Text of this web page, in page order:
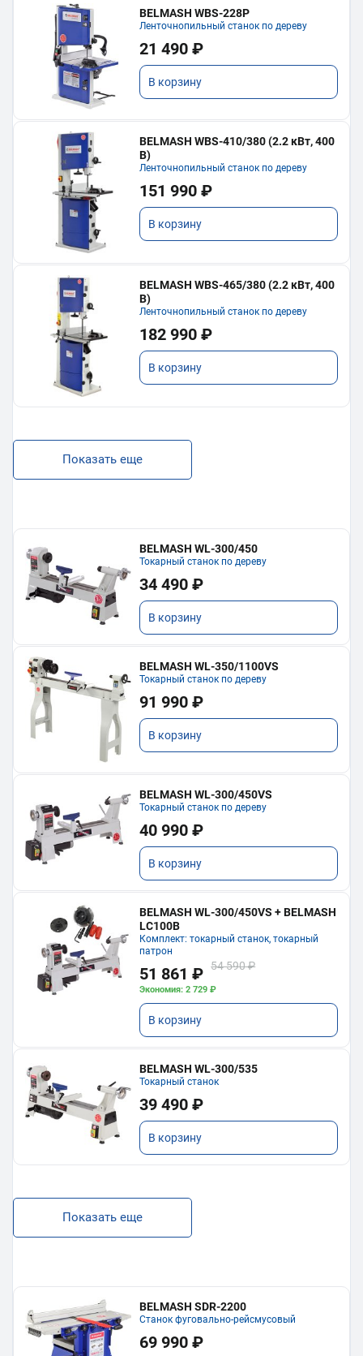
BELMASH WBS-228P
Ленточнопильный станок по дереву
21 490 ₽
В корзину
BELMASH WBS-410/380 (2.2 кВт, 400
В)
Ленточнопильный станок по дереву
151 990 ₽
В корзину
BELMASH WBS-465/380 (2.2 кВт, 400
В)
Ленточнопильный станок по дереву
182 990 ₽
В корзину
Показать еще
BELMASH WL-300/450
Токарный станок по дереву
34 490 ₽
В корзину
BELMASH WL-350/1100VS
Токарный станок по дереву
91 990 ₽
В корзину
BELMASH WL-300/450VS
Токарный станок по дереву
40 990 ₽
В корзину
BELMASH WL-300/450VS + BELMASH
LC100B
Комплект: токарный станок, токарный
патрон
51 861 ₽ 54 590 ₽
Экономия: 2 729 ₽
В корзину
BELMASH WL-300/535
Токарный станок
39 490 ₽
В корзину
Показать еще
BELMASH SDR-2200
Станок фуговально-рейсмусовый
69 990 ₽